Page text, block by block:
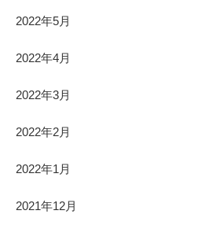
2022年5月
2022年4月
2022年3月
2022年2月
2022年1月
2021年12月